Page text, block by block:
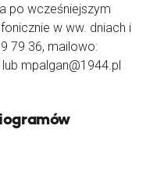
po wcześniejszym
w ww. dniach i
79 36, mailowo:
mpalgan@1944.pl